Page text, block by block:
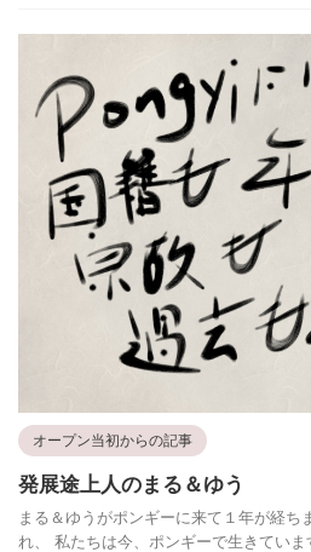
オープン当初からの記事
発展途上人のまる＆ゆう
まる＆ゆうがポンギーに来て１年が経ち
れ、 私たちは今、ポンギーで生きてい